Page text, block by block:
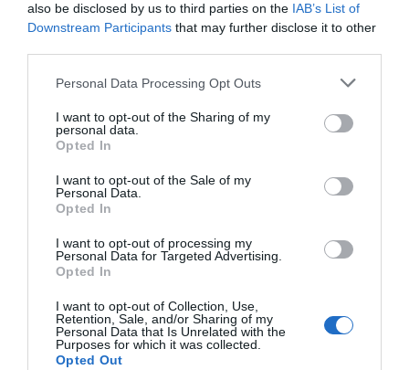
also be disclosed by us to third parties on the IAB’s List of
Downstream Participants that may further disclose it to other
Please note that this website/app uses one or more Google
not limited to your visit or usage behaviour. You may click to
grant or deny consent to Google and its third-party tags to
use your data for below specified purposes in below Google
consent section.
Personal Data Processing Opt Outs
I want to opt-out of the Sharing of my
personal data.
Opted In
I want to opt-out of the Sale of my
Personal Data.
Opted In
I want to opt-out of processing my
Personal Data for Targeted Advertising.
Opted In
I want to opt-out of Collection, Use,
Retention, Sale, and/or Sharing of my
Personal Data that Is Unrelated with the
Purposes for which it was collected.
Opted Out
Εύβοια: «Βουνό» τα σκουπίδια στον
Αγανάκτηση σε χωριό της Εύβοιας:
καταγγελία
08.08.2026 | 18:20